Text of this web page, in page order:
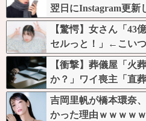
翌日にInstagram更新
まう…
【驚愕】女さん「
セルっと！」←こい
の？？？？？？？
【衝撃】葬儀屋「火
か？」ワイ喪主「直
w w w w w w w
吉岡里帆が橋本環奈
かった理由ｗｗｗｗ